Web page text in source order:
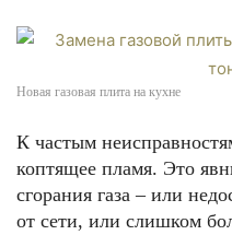
Новая газовая плита на кухне
К частым
коптящее пламя. Это
сгорания газа – или
от сети, или слишком